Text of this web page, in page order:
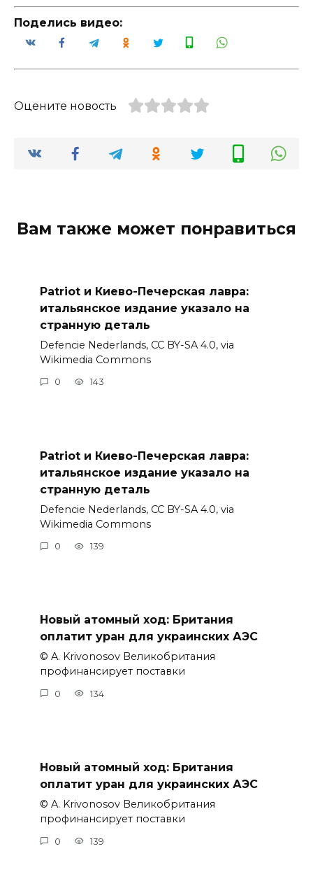
Поделись видео:
Оцените новость
Вам также может понравиться
Patriot и Киево-Печерская лавра:
итальянское издание указало на
странную деталь
Defencie Nederlands, CC BY-SA 4.0, via
Wikimedia Commons
0 143
Patriot и Киево-Печерская лавра:
итальянское издание указало на
странную деталь
Defencie Nederlands, CC BY-SA 4.0, via
Wikimedia Commons
0 139
Новый атомный ход: Британия
оплатит уран для украинских АЭС
© A. Krivonosov Великобритания
профинансирует поставки
0 134
Новый атомный ход: Британия
оплатит уран для украинских АЭС
© A. Krivonosov Великобритания
профинансирует поставки
0 139